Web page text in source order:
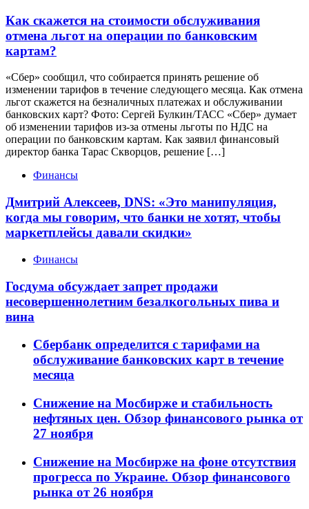
Как скажется на стоимости обслуживания
отмена льгот на операции по банковским
картам?
«Сбер» сообщил, что собирается принять решение об
изменении тарифов в течение следующего месяца. Как отмена
льгот скажется на безналичных платежах и обслуживании
банковских карт? Фото: Сергей Булкин/ТАСС «Сбер» думает
об изменении тарифов из-за отмены льготы по НДС на
операции по банковским картам. Как заявил финансовый
директор банка Тарас Скворцов, решение […]
Финансы
Дмитрий Алексеев, DNS: «Это манипуляция,
когда мы говорим, что банки не хотят, чтобы
маркетплейсы давали скидки»
Финансы
Госдума обсуждает запрет продажи
несовершеннолетним безалкогольных пива и
вина
Сбербанк определится с тарифами на
обслуживание банковских карт в течение
месяца
Снижение на Мосбирже и стабильность
нефтяных цен. Обзор финансового рынка от
27 ноября
Снижение на Мосбирже на фоне отсутствия
прогресса по Украине. Обзор финансового
рынка от 26 ноября